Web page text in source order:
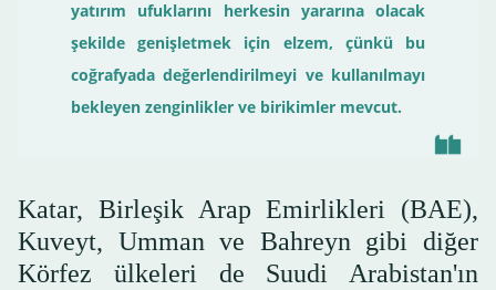
yatırım ufuklarını herkesin yararına olacak
şekilde genişletmek için elzem, çünkü bu
coğrafyada değerlendirilmeyi ve kullanılmayı
bekleyen zenginlikler ve birikimler mevcut.
Katar, Birleşik Arap Emirlikleri (BAE),
Kuveyt, Umman ve Bahreyn gibi diğer
Körfez ülkeleri de Suudi Arabistan'ın